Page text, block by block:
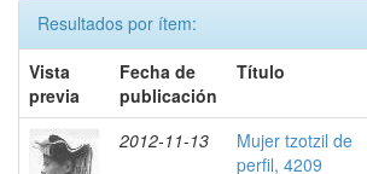
Resultados por ítem:
Vista
previa
Fecha de
publicación
Título
2012-11-13
Mujer tzotzil de
perfil, 4209